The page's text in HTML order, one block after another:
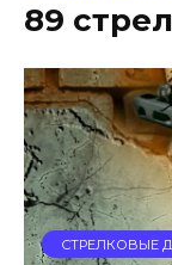
89
СТРЕЛКОВЫЕ